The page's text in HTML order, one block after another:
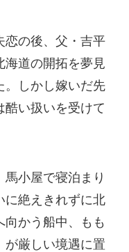
恋の後、父・吉平
海道の開拓を夢見
。しかし嫁いだ先
酷い扱いを受けて
小屋で寝泊まり
に絶えきれずに北
かう船中、もも
が厳しい境遇に置